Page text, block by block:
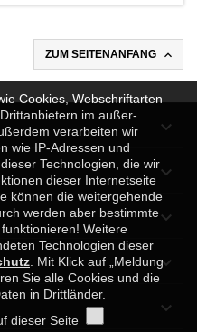
ZUM SEITENANFANG 





Cookies, Webschriftarten
im außer-
verarbeiten wir
wie IP-Adressen und
Technologien, die wir
dieser Internetseite
können die weitergehende
werden aber bestimmte
Weitere
Technologien dieser
. Mit Klick auf „Meldung
Sie alle Cookies und die
in Drittländer.
dieser Seite